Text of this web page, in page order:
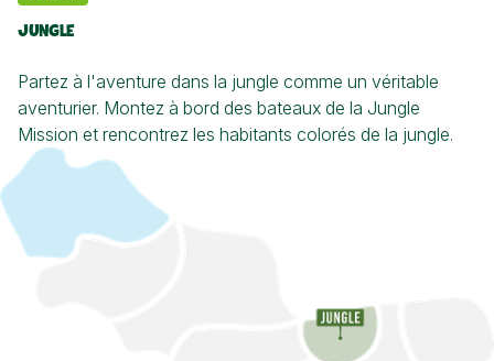
JUNGLE
Partez à l'aventure dans la jungle comme un véritable
aventurier. Montez à bord des bateaux de la Jungle
Mission et rencontrez les habitants colorés de la jungle.